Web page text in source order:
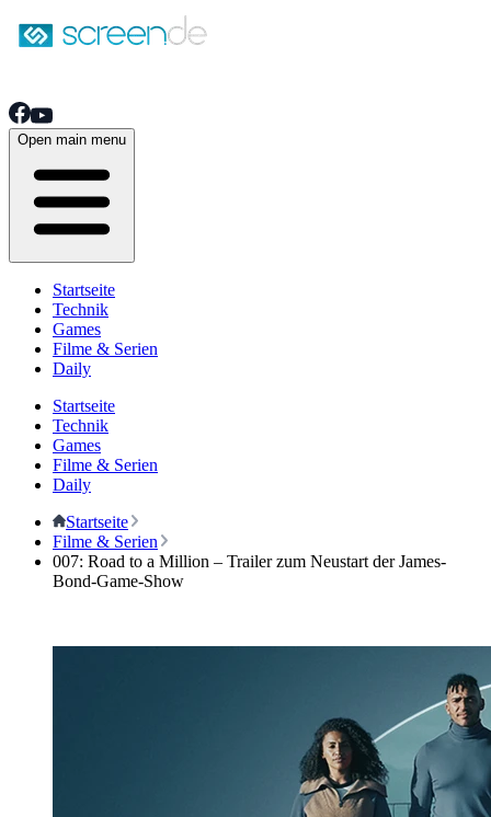
Open main menu
Startseite
Technik
Games
Filme & Serien
Daily
Startseite
Technik
Games
Filme & Serien
Daily
Startseite
Filme & Serien
007: Road to a Million – Trailer zum Neustart der James-
Bond-Game-Show